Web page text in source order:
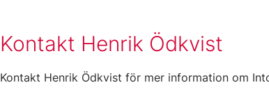
Kontakt Henrik Ödkvist
Kontakt Henrik Ödkvist för mer information om